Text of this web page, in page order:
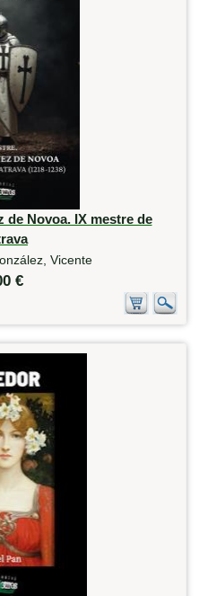
de Novoa. IX mestre de
Vicente
€